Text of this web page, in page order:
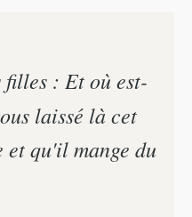
: Et où est-
laissé là cet
et qu'il mange du